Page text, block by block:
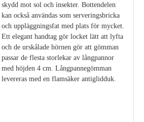
skydd mot sol och insekter. Bottendelen
kan också användas som serveringsbricka
och uppläggningsfat med plats för mycket.
Ett elegant handtag gör locket lätt att lyfta
och de urskålade hörnen gör att gömman
passar de flesta storlekar av långpannor
med höjden 4 cm. Långpannegömman
levereras med en flamsäker antiglidduk.